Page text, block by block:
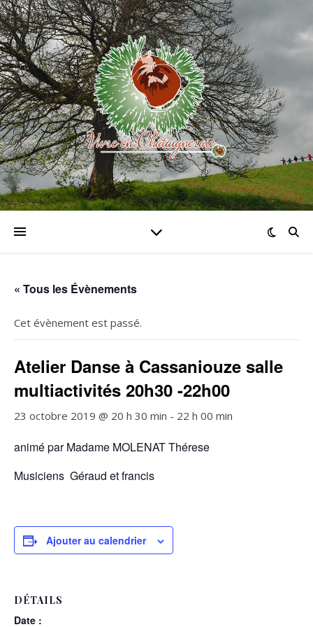
« Tous les Évènements
Cet évènement est passé.
Atelier Danse à Cassaniouze salle
multiactivités 20h30 -22h00
23 octobre 2019 @ 20 h 30 min - 22 h 00 min
animé par Madame MOLENAT Thérese
Musiciens Géraud et francis
Ajouter au calendrier
DÉTAILS
Date :